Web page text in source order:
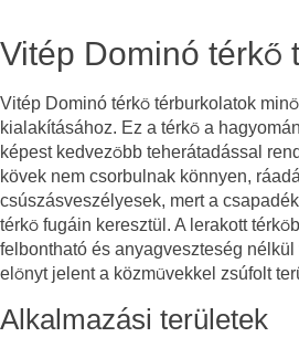
Vitép Dominó térkő
Vitép Dominó térkő térburkolatok
kialakításához. Ez a térkő a
képest kedvezőbb teherátadással
kövek nem csorbulnak könnyen,
csúszásveszélyesek, mert a
térkő fugáin keresztül. A lerakott
felbontható és anyagveszteség
előnyt jelent a közművekkel zsúfolt
Alkalmazási területek